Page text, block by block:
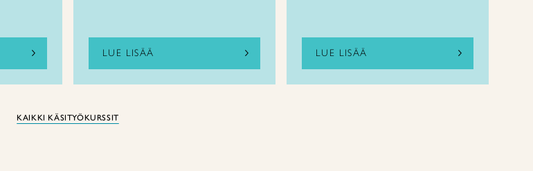
LUE LISÄÄ LUE LISÄÄ
KAIKKI KÄSITYÖKURSSIT